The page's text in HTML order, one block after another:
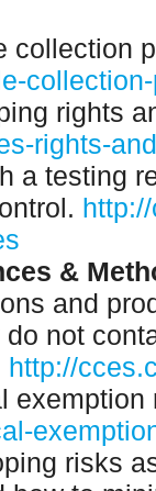
collection
rights
rights-
a testing
&
and
not
http://
exemption
risks